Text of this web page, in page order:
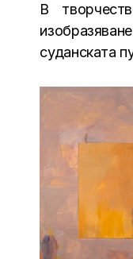
В
суданската